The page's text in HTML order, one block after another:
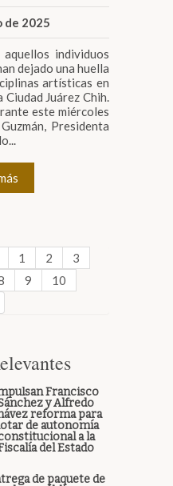
de 2025
individuos
dejado una huella
artísticas en
Ciudad Juárez Chih.
este miércoles
Presidenta
1 2
3
9
10
Francisco
y Alfredo
reforma para
de autonomía
a la
del Estado
de paquete de